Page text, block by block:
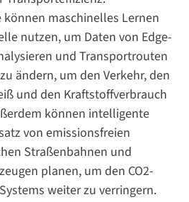
können maschinelles Lernen
nutzen, um Daten von Edge-
und Transportrouten
ändern, um den Verkehr, den
und den Kraftstoffverbrauch
können intelligente
von emissionsfreien
Straßenbahnen und
planen, um den CO2-
weiter zu verringern.